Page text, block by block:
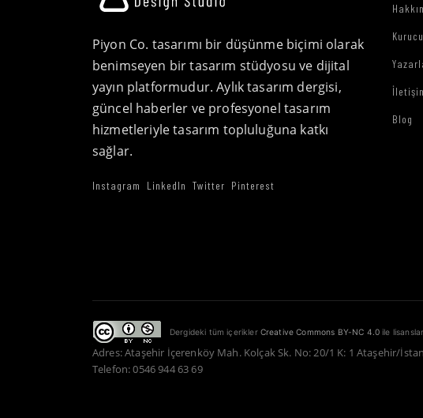
Piyon Co. tasarımı bir düşünme biçimi olarak
benimseyen bir tasarım stüdyosu ve dijital
yayın platformudur. Aylık tasarım dergisi,
güncel haberler ve profesyonel tasarım
hizmetleriyle tasarım topluluğuna katkı
sağlar.
Instagram LinkedIn Twitter Pinterest
Blog
Dergideki tüm içerikler Creative Commons BY-NC 4.0 ile
Adres: Ataşehir İçerenköy Mah. Kolçak Sk. No: 20/1 K: 1 Ataşehir/
Telefon: 0546 944 63 69